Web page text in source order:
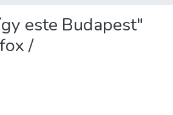
este Budapest"
/